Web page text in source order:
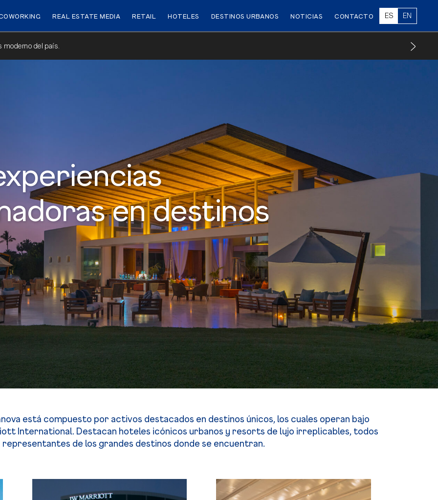
REAL ESTATE MEDIA RETAIL HOTELES DESTINOS URBANOS NOTICIAS CONTACTO ES EN
moderno del país.
en destinos
está compuesto por activos destacados en destinos únicos, los cuales operan bajo
International. Destacan hoteles icónicos urbanos y resorts de lujo irreplicables, todos
representantes de los grandes destinos donde se encuentran.